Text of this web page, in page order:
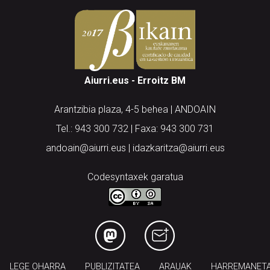
Aiurri.eus - Erroitz BM
Arantzibia plaza, 4-5 behea | ANDOAIN
Tel.: 943 300 732 | Faxa: 943 300 731
andoain@aiurri.eus | idazkaritza@aiurri.eus
Codesyntaxek garatua
LEGE OHARRA PUBLIZITATEA ARAUAK